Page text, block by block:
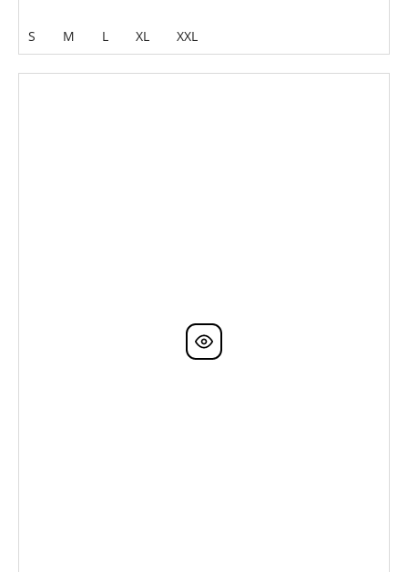
S M L XL XXL